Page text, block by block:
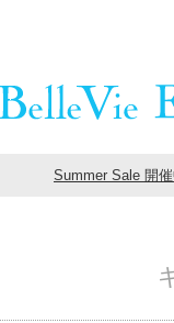
Summer Sale 開催